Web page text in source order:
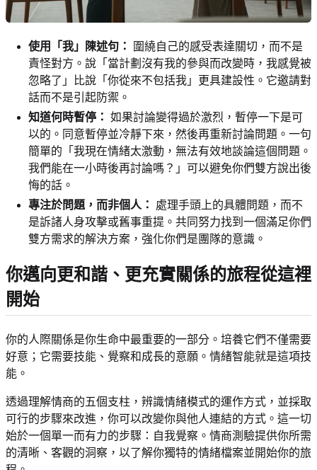
使用「我」陳述句：
圍繞自己的感受表達關切，而不是
責怪對方。說「當計劃沒有我的參與而改變時，我感覺被
忽略了」比說「你從來不包括我」更具建設性。它邀請對
話而不是引起防禦。
知道何時暫停： 如果討論變得過於激烈，暫停一下是可
以的。同意暫停並冷靜下來，然後再重新討論問題。一句
簡單的「我現在情緒太激動，無法有效地談論這個問題。
我們能在一小時後再討論嗎？」可以避免你們雙方說出後
悔的話。
專注於問題，而非個人：
處理手頭上的具體問題，而不
是訴諸人身攻擊或舊事重提。共同努力找到一個滿足你們
雙方需求的解決方案，強化你們是團隊的意識。
你邁向更和諧、更充實關係的旅程從這裡
開始
你的人際關係是你生命中最重要的一部分。培養它們不僅需要
好意；它需要技能、覺察和成長的意願。情緒智能就是這項技
能。
透過理解情商的五個支柱，辨識情緒模式的運作方式，並採取
可行的步驟來改進，你可以改變你與他人連結的方式。這一切
始於一個單一而有力的步驟：自我覺察。情商測驗提供你所需
的清晰、客觀的洞察，以了解你獨特的情緒檔案並開始你的旅